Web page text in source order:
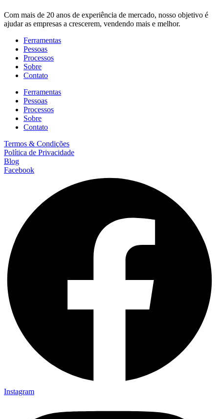
Com mais de 20 anos de experiência de mercado, nosso objetivo é
ajudar as empresas a crescerem, vendendo mais e melhor.
Ferramentas
Pessoas
Processos
Sobre
Contato
Ferramentas
Pessoas
Processos
Sobre
Contato
Termos & Condições
Política de Privacidade
Blog
Facebook
Instagram